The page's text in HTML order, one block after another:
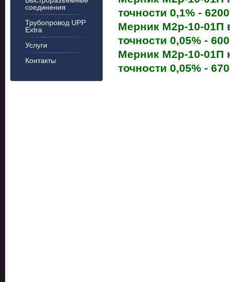
соединения
Трубопровод UPP
Extra
Услуги
Контакты
точности 0,1% -
Мерник М2р-10-01П
точности 0,05% -
Мерник М2р-10-01П
точности 0,05% -